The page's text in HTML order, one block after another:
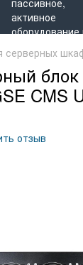
серверных
CMS
отзыв